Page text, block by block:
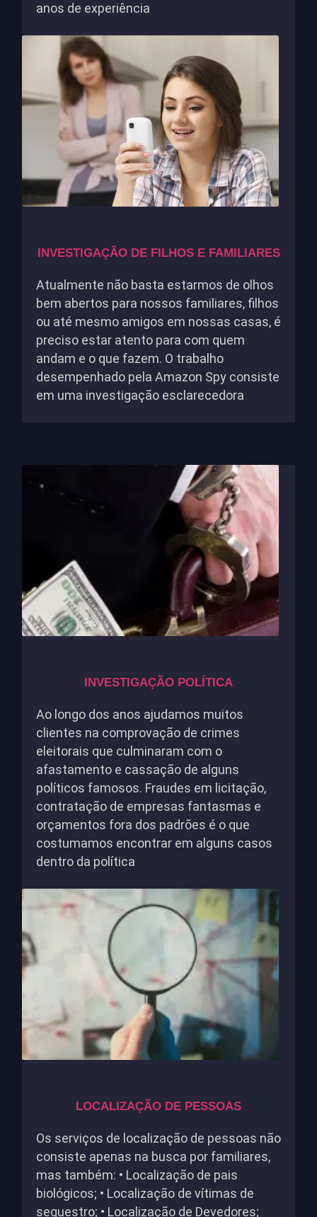
anos de experiência
INVESTIGAÇÃO DE FILHOS E FAMILIARES
Atualmente não basta estarmos de olhos
bem abertos para nossos familiares, filhos
ou até mesmo amigos em nossas casas, é
preciso estar atento para com quem
andam e o que fazem. O trabalho
desempenhado pela Amazon Spy consiste
em uma investigação esclarecedora
INVESTIGAÇÃO POLÍTICA
Ao longo dos anos ajudamos muitos
clientes na comprovação de crimes
eleitorais que culminaram com o
afastamento e cassação de alguns
políticos famosos. Fraudes em licitação,
contratação de empresas fantasmas e
orçamentos fora dos padrões é o que
costumamos encontrar em alguns casos
dentro da política
LOCALIZAÇÃO DE PESSOAS
Os serviços de localização de pessoas não
consiste apenas na busca por familiares,
mas também: • Localização de pais
biológicos; • Localização de vítimas de
sequestro; • Localização de Devedores;